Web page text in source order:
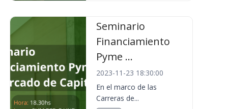
Seminario
Financiamiento
Pyme ...
2023-11-23 18:30:00
En el marco de las
Carreras de...